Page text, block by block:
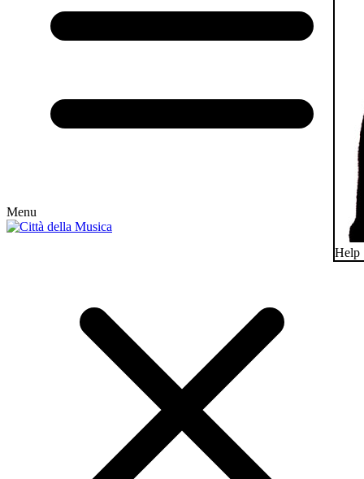
Menu
Help